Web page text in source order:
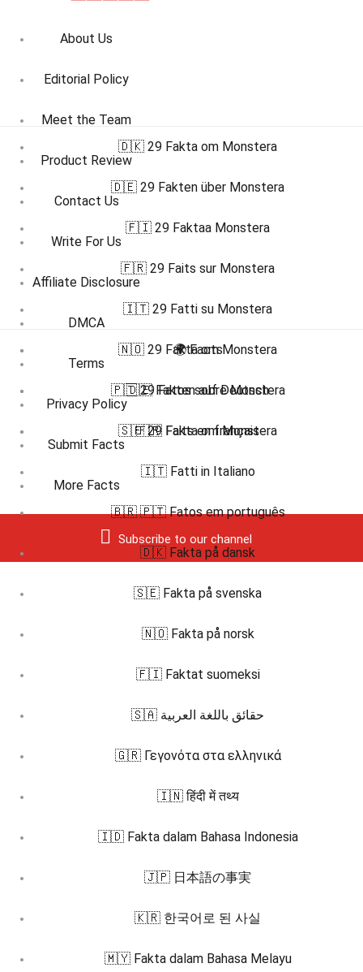
About Us
Editorial Policy
Meet the Team
Product Review
Contact Us
Write For Us
Affiliate Disclosure
DMCA
Terms
Privacy Policy
Submit Facts
More Facts
Subscribe to our channel
🇩🇰 29 Fakta om Monstera
🇩🇪 29 Fakten über Monstera
🇫🇮 29 Faktaa Monstera
🇫🇷 29 Faits sur Monstera
🇮🇹 29 Fatti su Monstera
🇳🇴 29 Fakta om Monstera
🇵🇹 29 Fatos sobre Monstera
🇸🇪 29 Fakta om Monstera
🌍 Facts
🇩🇪 Fakten auf Deutsch
🇫🇷 Faits en français
🇮🇹 Fatti in Italiano
🇧🇷 🇵🇹 Fatos em português
🇩🇰 Fakta på dansk
🇸🇪 Fakta på svenska
🇳🇴 Fakta på norsk
🇫🇮 Faktat suomeksi
🇸🇦 حقائق باللغة العربية
🇬🇷 Γεγονότα στα ελληνικά
🇮🇳 हिंदी में तथ्य
🇮🇩 Fakta dalam Bahasa Indonesia
🇯🇵 日本語の事実
🇰🇷 한국어로 된 사실
🇲🇾 Fakta dalam Bahasa Melayu